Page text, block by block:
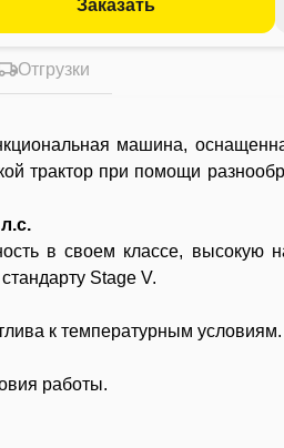
Заказать
Отгрузки
машина,
трактор при помощи
в своем классе, высокую
Stage V.
к температурным условиям.
работы.